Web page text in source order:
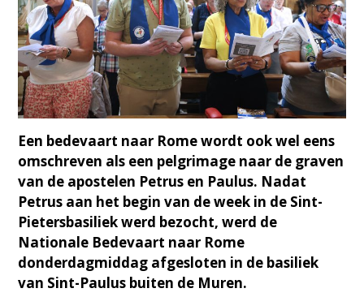
Een bedevaart naar Rome wordt ook wel eens
omschreven als een pelgrimage naar de graven
van de apostelen Petrus en Paulus. Nadat
Petrus aan het begin van de week in de Sint-
Pietersbasiliek werd bezocht, werd de
Nationale Bedevaart naar Rome
donderdagmiddag afgesloten in de basiliek
van Sint-Paulus buiten de Muren.